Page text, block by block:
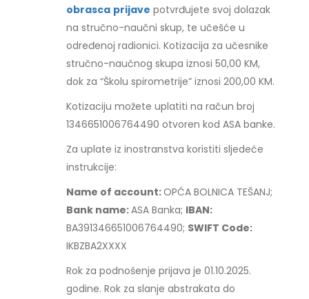
obrasca prijave potvrđujete svoj dolazak
na stručno-naučni skup, te učešće u
određenoj radionici. Kotizacija za učesnike
stručno-naučnog skupa iznosi 50,00 KM,
dok za “Školu spirometrije” iznosi 200,00 KM.
Kotizaciju možete uplatiti na račun broj
1346651006764490 otvoren kod ASA banke.
Za uplate iz inostranstva koristiti sljedeće
instrukcije:
Name of account:OPĆA BOLNICA TEŠANJ;
Bank name:ASA Banka; IBAN:
BA391346651006764490; SWIFT Code:
IKBZBA2XXXX
Rok za podnošenje prijava je 01.10.2025.
godine. Rok za slanje abstrakata do